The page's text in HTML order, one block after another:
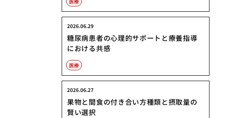
糖尿病患者の心理的サポートと療養指導
における共感
2026.06.29
医療
果物と間食の付き合い方種類と摂取量の
賢い選択
2026.06.27